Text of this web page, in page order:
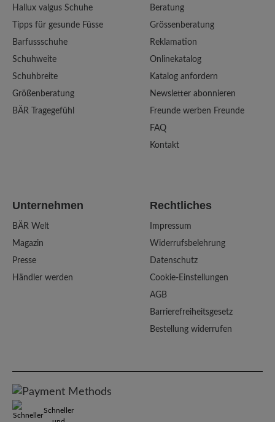
Hallux valgus Schuhe
Tipps für gesunde Füsse
Barfussschuhe
Schuhweite
Schuhbreite
Größenberatung
BÄR Tragegefühl
Beratung
Grössenberatung
Reklamation
Onlinekatalog
Katalog anfordern
Newsletter abonnieren
Freunde werben Freunde
FAQ
Kontakt
Unternehmen
BÄR Welt
Magazin
Presse
Händler werden
Rechtliches
Impressum
Widerrufsbelehrung
Datenschutz
Cookie-Einstellungen
AGB
Barrierefreiheitsgesetz
Bestellung widerrufen
Schneller